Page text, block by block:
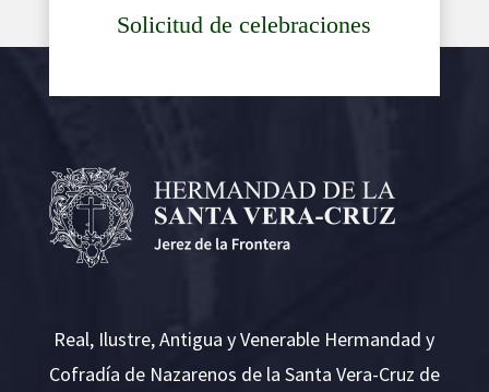
Solicitud de celebraciones
Real, Ilustre, Antigua y Venerable Hermandad y
Cofradía de Nazarenos de la Santa Vera-Cruz de